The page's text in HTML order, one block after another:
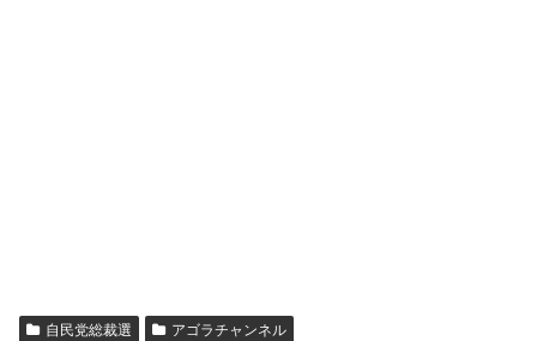
自民党総裁選 アゴラチャンネル